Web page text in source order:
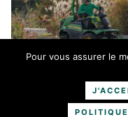
Pour vous assurer le